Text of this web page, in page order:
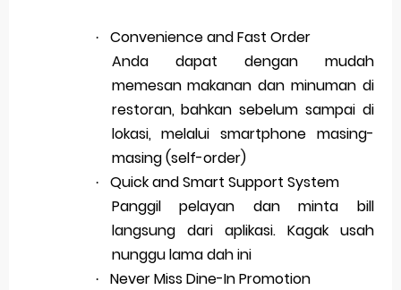
·
Convenience and Fast Order
Anda dapat dengan mudah
memesan makanan dan minuman di
restoran, bahkan sebelum sampai di
lokasi, melalui smartphone masing-
masing (self-order)
·
Quick and Smart Support System
Panggil pelayan dan minta bill
langsung dari aplikasi. Kagak usah
nunggu lama dah ini
·
Never Miss Dine-In Promotion